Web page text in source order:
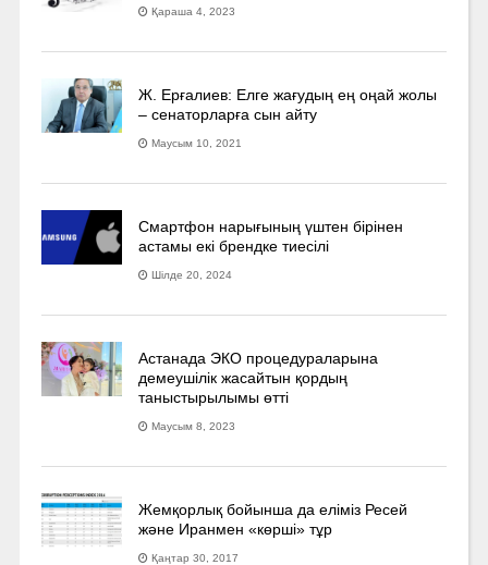
Қараша 4, 2023
Ж. Ерғалиев: Елге жағудың ең оңай жолы
– сенаторларға сын айту
Маусым 10, 2021
Смартфон нарығының үштен бірінен
астамы екі брендке тиесілі
Шілде 20, 2024
Астанада ЭКО процедураларына
демеушілік жасайтын қордың
таныстырылымы өтті
Маусым 8, 2023
Жемқорлық бойынша да еліміз Ресей
және Иранмен «көрші» тұр
Қаңтар 30, 2017